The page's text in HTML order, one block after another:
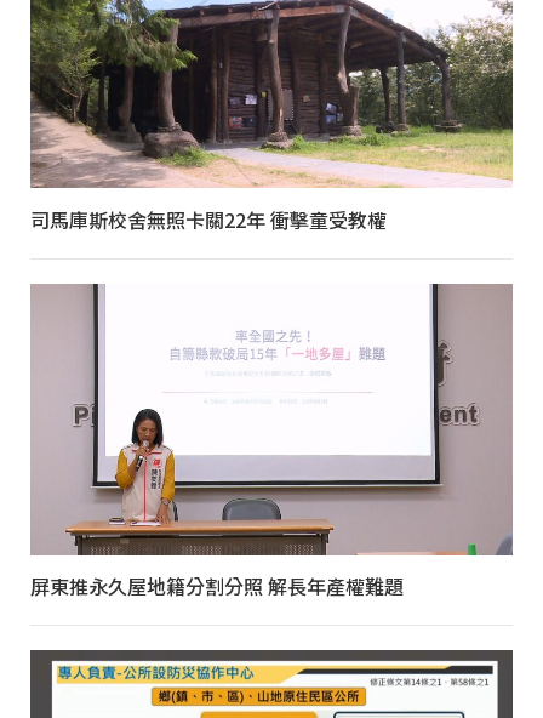
司馬庫斯校舍無照卡關22年 衝擊童受教權
屏東推永久屋地籍分割分照 解長年產權難題